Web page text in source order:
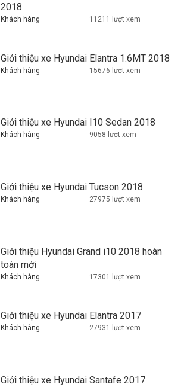
2018
Khách hàng 11211 lượt xem
Giới thiệu xe Hyundai Elantra 1.6MT 2018
Khách hàng 15676 lượt xem
Giới thiệu xe Hyundai I10 Sedan 2018
Khách hàng 9058 lượt xem
Giới thiệu xe Hyundai Tucson 2018
Khách hàng 27975 lượt xem
Giới thiệu Hyundai Grand i10 2018 hoàn
toàn mới
Khách hàng 17301 lượt xem
Giới thiệu xe Hyundai Elantra 2017
Khách hàng 27931 lượt xem
Giới thiệu xe Hyundai Santafe 2017